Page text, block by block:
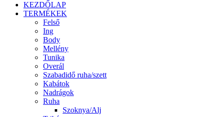
KEZDŐLAP
TERMÉKEK
Felső
Ing
Body
Mellény
Tunika
Overál
Szabadidő ruha/szett
Kabátok
Nadrágok
Ruha
Szoknya/Alj